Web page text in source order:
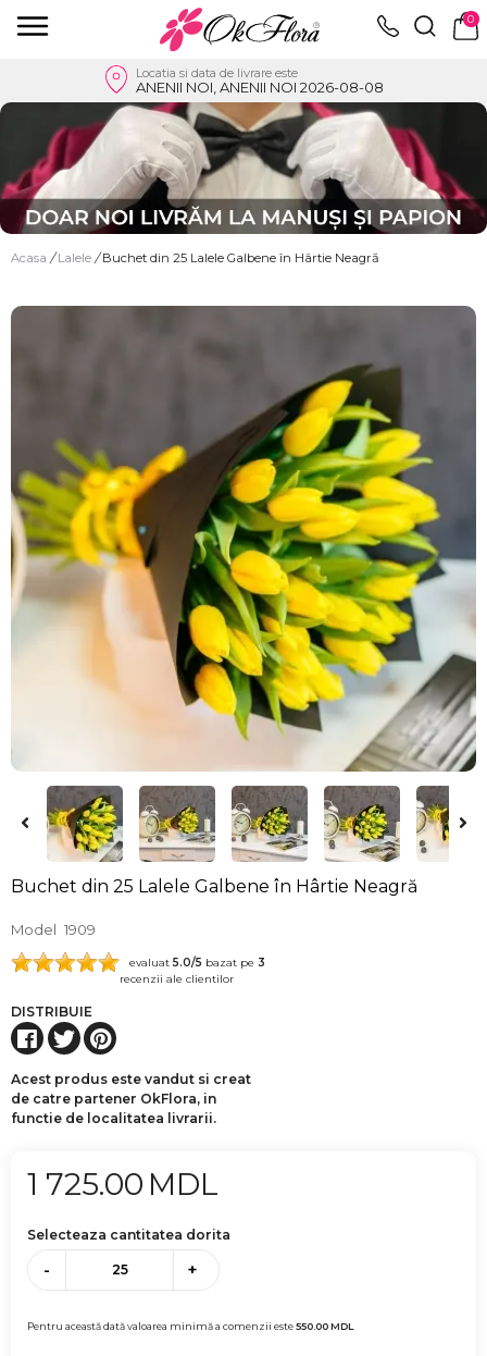
0
Locatia si data de livrare este
ANENII NOI, ANENII NOI 2026-08-08
Acasa / Lalele / Buchet din 25 Lalele Galbene în Hârtie Neagră
Buchet din 25 Lalele Galbene în Hârtie Neagră
Model 1909
evaluat 5.0/5 bazat pe 3
recenzii ale clientilor
DISTRIBUIE
Acest produs este vandut si creat
de catre partener OkFlora, in
functie de localitatea livrarii.
1 725.00 MDL
Selecteaza cantitatea dorita
- +
Pentru această dată valoarea minimă a comenzii este550.00MDL